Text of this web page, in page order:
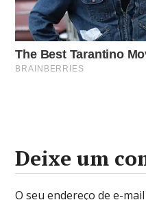
Deixe um
O seu endereço de e-